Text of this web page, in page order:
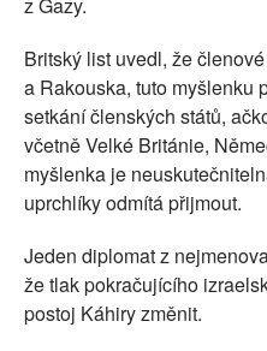
z Gazy.
Britský list uvedl, že
a Rakouska, tuto myšlenku
setkání členských států,
včetně Velké Británie,
myšlenka je
uprchlíky odmítá přijmout.
Jeden diplomat z
že tlak pokračujícího
postoj Káhiry změnit.